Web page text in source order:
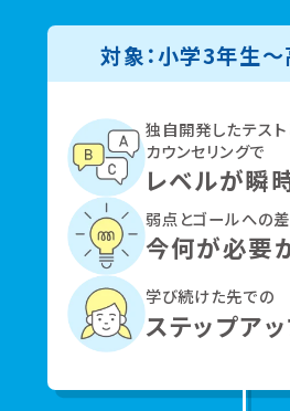
対象：小学3年生
独自開発したテスト
カウンセリングで
レベルが瞬
弱点とゴールへの
今何が必要
学び続けた先での
ステップア